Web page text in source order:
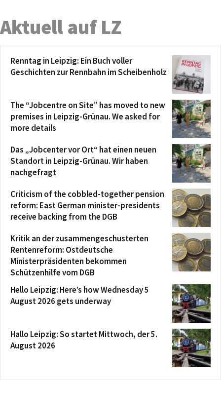
Aktuell auf LZ
Renntag in Leipzig: Ein Buch voller
Geschichten zur Rennbahn im Scheibenholz
The “Jobcentre on Site” has moved to new
premises in Leipzig-Grünau. We asked for
more details
Das „Jobcenter vor Ort“ hat einen neuen
Standort in Leipzig-Grünau. Wir haben
nachgefragt
Criticism of the cobbled-together pension
reform: East German minister-presidents
receive backing from the DGB
Kritik an der zusammengeschusterten
Rentenreform: Ostdeutsche
Ministerpräsidenten bekommen
Schützenhilfe vom DGB
Hello Leipzig: Here’s how Wednesday 5
August 2026 gets underway
Hallo Leipzig: So startet Mittwoch, der 5.
August 2026